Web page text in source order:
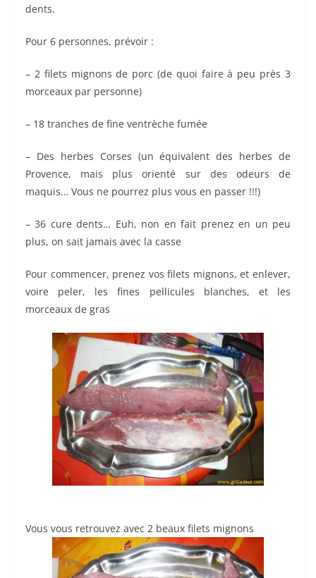
dents.
Pour 6 personnes, prévoir :
– 2 filets mignons de porc (de quoi faire à peu près 3
morceaux par personne)
– 18 tranches de fine ventrèche fumée
– Des herbes Corses (un équivalent des herbes de
Provence, mais plus orienté sur des odeurs de
maquis… Vous ne pourrez plus vous en passer !!!)
– 36 cure dents… Euh, non en fait prenez en un peu
plus, on sait jamais avec la casse
Pour commencer, prenez vos filets mignons, et enlever,
voire peler, les fines pellicules blanches, et les
morceaux de gras
Vous vous retrouvez avec 2 beaux filets mignons